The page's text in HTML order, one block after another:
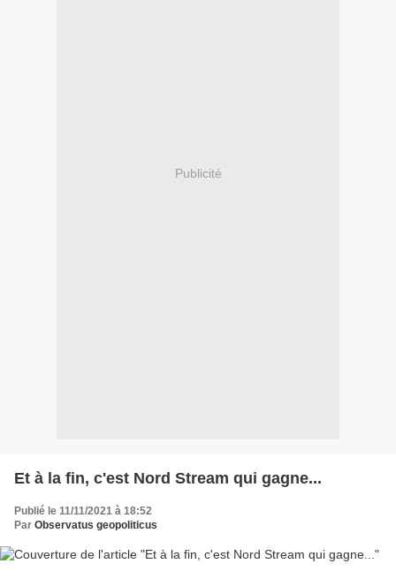
Publicité
Et à la fin, c'est Nord Stream qui gagne...
Publié le 11/11/2021 à 18:52
Par Observatus geopoliticus